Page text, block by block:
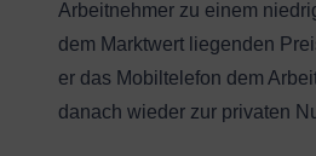
Arbeitnehmer zu einem
dem Marktwert liegenden
er das Mobiltelefon dem
danach wieder zur privaten